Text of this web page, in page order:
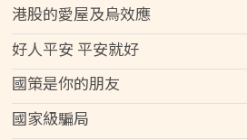
港股的愛屋及烏效應
好人平安 平安就好
國策是你的朋友
國家級騙局